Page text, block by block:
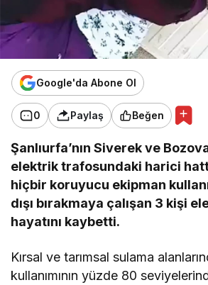
Google'da Abone Ol
0 Paylaş Beğen
Şanlıurfa’nın Siverek ve
elektrik trafosundaki harici
hiçbir koruyucu ekipman
dışı bırakmaya çalışan 3 kişi
hayatını kaybetti.
Kırsal ve tarımsal sulama
kullanımının yüzde 80